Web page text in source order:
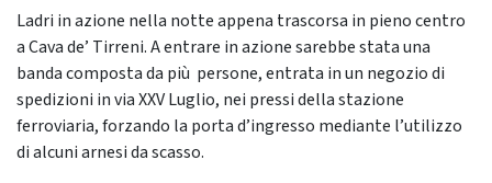
Ladri in azione nella notte appena trascorsa in pieno centro
a Cava de’ Tirreni. A entrare in azione sarebbe stata una
banda composta da più persone, entrata in un negozio di
spedizioni in via XXV Luglio, nei pressi della stazione
ferroviaria, forzando la porta d’ingresso mediante l’utilizzo
di alcuni arnesi da scasso.